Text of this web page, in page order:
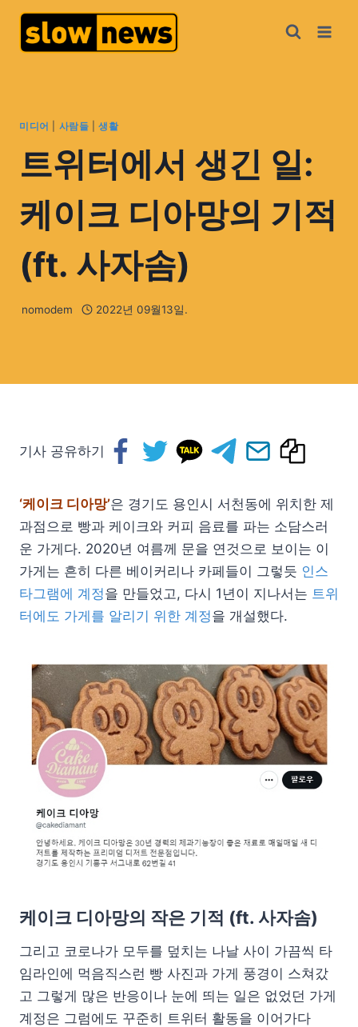
미디어 사람들 |생활
트위터에서 생긴 일:
케이크 디아망의 기적
(ft. 사자솜)
nomodem 2022년 09월13일.
기사 공유하기
‘케이크 디아망’은 경기도 용인시 서천동에 위치한 제
과점으로 빵과 케이크와 커피 음료를 파는 소담스러
운 가게다. 2020년 여름께 문을 연것으로 보이는 이
가게는 흔히 다른 베이커리나 카페들이 그렇듯 인스
타그램에 계정을 만들었고, 다시 1년이 지나서는 트위
터에도 가게를 알리기 위한 계정을 개설했다.
케이크 디아망의 작은 기적 (ft. 사자솜)
그리고 코로나가 모두를 덮치는 나날 사이 가끔씩 타
임라인에 먹음직스런 빵 사진과 가게 풍경이 스쳐갔
고 그렇게 많은 반응이나 눈에 띄는 일은 없었던 가게
계정은 그럼에도 꾸준히 트위터 활동을 이어가다